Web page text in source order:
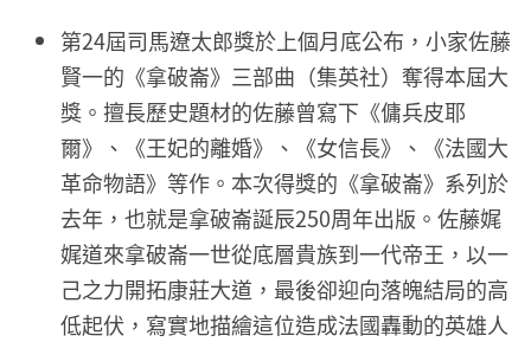
第24屆司馬遼太郎獎於上個月底公布，小家佐藤
賢一的《拿破崙》三部曲（集英社）奪得本屆大
獎。擅長歷史題材的佐藤曾寫下《傭兵皮耶
爾》、《王妃的離婚》、《女信長》、《法國大
革命物語》等作。本次得獎的《拿破崙》系列於
去年，也就是拿破崙誕辰250周年出版。佐藤娓
娓道來拿破崙一世從底層貴族到一代帝王，以一
己之力開拓康莊大道，最後卻迎向落魄結局的高
低起伏，寫實地描繪這位造成法國轟動的英雄人